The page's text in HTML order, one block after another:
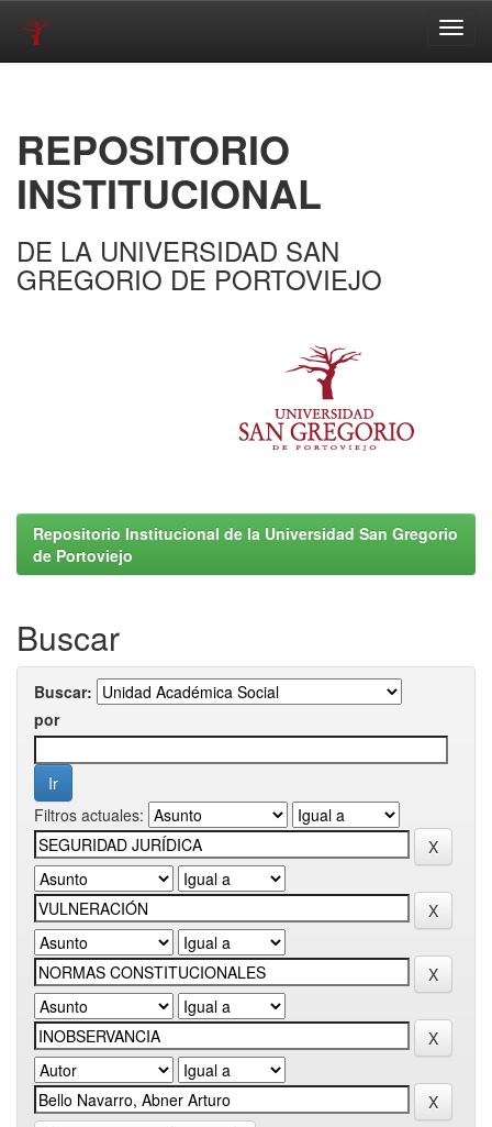
REPOSITORIO
INSTITUCIONAL
DE LA UNIVERSIDAD SAN
GREGORIO DE PORTOVIEJO
Repositorio Institucional de la Universidad San Gregorio
de Portoviejo
Buscar
Buscar:
por
Filtros actuales: